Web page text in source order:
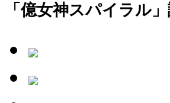
「億女神スパイラル